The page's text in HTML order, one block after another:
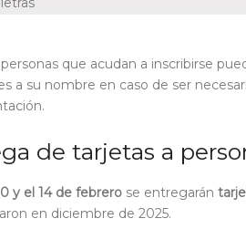
personas que acudan a inscribirse
a su nombre en caso de ser
de tarjetas a
y el 14 de febrero se entregarán
en diciembre de 2025.